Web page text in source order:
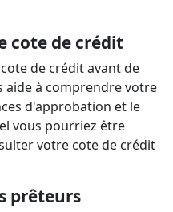
cote de crédit
de crédit avant de
aide à comprendre votre
d'approbation et le
vous pourriez être
votre cote de crédit
prêteurs